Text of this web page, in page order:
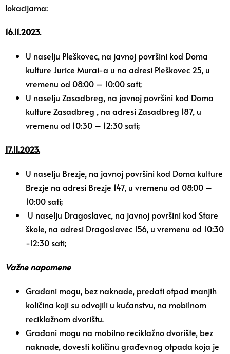
lokacijama:
16.11.2023.
U naselju Pleškovec, na javnoj površini kod Doma
kulture Jurice Murai-a u na adresi Pleškovec 25, u
vremenu od 08:00 – 10:00 sati;
U naselju Zasadbreg, na javnoj površini kod Doma
kulture Zasadbreg , na adresi Zasadbreg 187, u
vremenu od 10:30 – 12:30 sati;
17.11.2023.
U naselju Brezje, na javnoj površini kod Doma kulture
Brezje na adresi Brezje 147, u vremenu od 08:00 –
10:00 sati;
U naselju Dragoslavec, na javnoj površini kod Stare
škole, na adresi Dragoslavec 156, u vremenu od 10:30
-12:30 sati;
Važne napomene
Građani mogu, bez naknade, predati otpad manjih
količina koji su odvojili u kućanstvu, na mobilnom
reciklažnom dvorištu.
Građani mogu na mobilno reciklažno dvorište, bez
naknade, dovesti količinu građevnog otpada koja je